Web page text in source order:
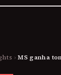
› MS ganha